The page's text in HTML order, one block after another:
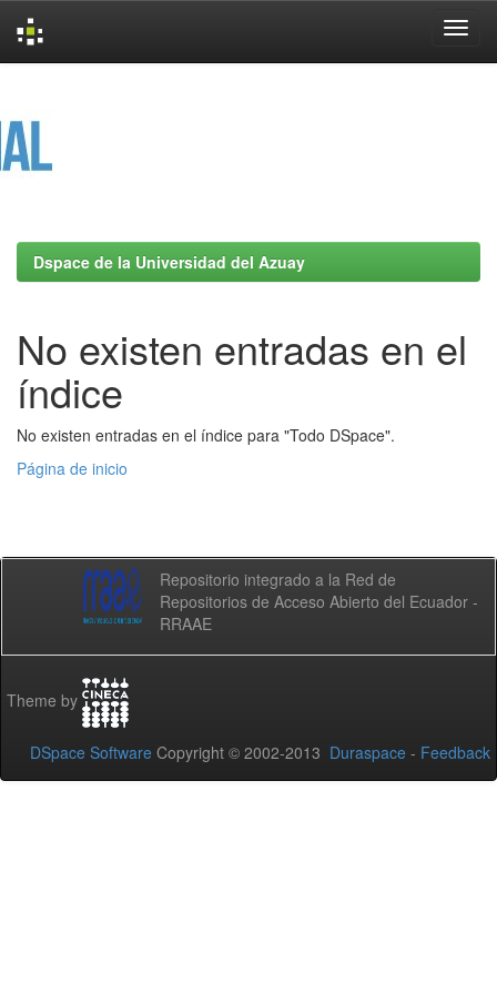
Dspace de la Universidad del Azuay
No existen entradas en el
índice
No existen entradas en el índice para "Todo DSpace".
Página de inicio
Repositorio integrado a la Red de
Repositorios de Acceso Abierto del Ecuador -
RRAAE
Theme by
DSpace Software Copyright © 2002-2013 Duraspace - Feedback